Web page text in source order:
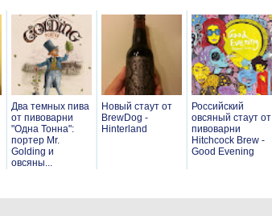
Два темных пива
от пивоварни
"Одна Тонна":
портер Mr.
Golding и
овсяны...
Новый стаут от
BrewDog -
Hinterland
Российский
овсяный стаут от
пивоварни
Hitchcock Brew -
Good Evening